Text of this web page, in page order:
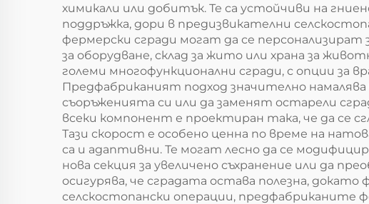
химикали или добитък. Те са устойчиви на
поддръжка, дори в предизвикателни
фермерски сгради могат да се персонализират
за оборудване, склад за жито или храна за
големи многофункционални сгради, с опции за
Предфабриканият подход значително
съоръженията си или да заменят остарели
всеки компонент е проектиран така, че да се
Тази скорост е особено ценна по време на
са и адаптивни. Те могат лесно да се
нова секция за увеличено съхранение или да
осигурява, че сградата остава полезна,
селскостопански операции, предфабриканите